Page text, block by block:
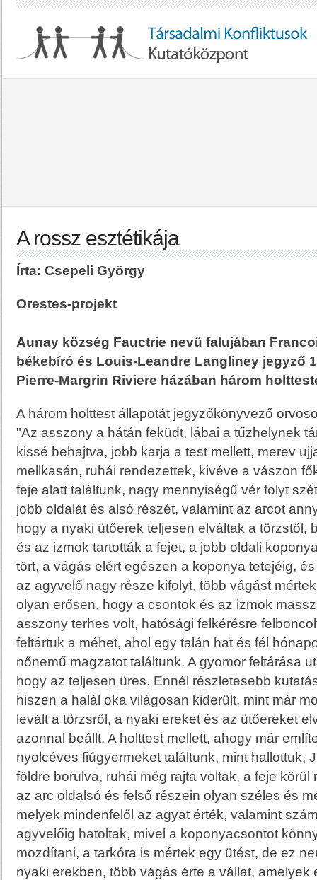
A rossz esztétikája
Írta: Csepeli György
Orestes-projekt
Aunay község Fauctrie nevű falujában
békebíró és Louis-Leandre Langliney jegyző
Pierre-Margrin Riviere házában három
A három holttest állapotát jegyzőkönyvező
"Az asszony a hátán feküdt, lábai a tűzhelynek
kissé behajtva, jobb karja a test mellett, merev
mellkasán, ruhái rendezettek, kivéve a vászon
feje alatt találtunk, nagy mennyiségű vér folyt
jobb oldalát és alsó részét, valamint az arcot
hogy a nyaki ütőerek teljesen elváltak a törzstől,
és az izmok tartották a fejet, a jobb oldali
tört, a vágás elért egészen a koponya tetejéig,
az agyvelő nagy része kifolyt, több vágást
olyan erősen, hogy a csontok és az izmok
asszony terhes volt, hatósági felkérésre
feltártuk a méhet, ahol egy talán hat és fél
nőnemű magzatot találtunk. A gyomor feltárása
hogy az teljesen üres. Ennél részletesebb
hiszen a halál oka világosan kiderült, mint már
levált a törzsről, a nyaki ereket és az ütőereket
azonnal beállt. A holttest mellett, ahogy már
nyolcéves fiúgyermeket találtunk, mint hallottuk,
földre borulva, ruhái még rajta voltak, a feje körül
az arc oldalsó és felső részein olyan széles és
melyek mindenfelől az agyat érték, valamint
agyvelőig hatoltak, mivel a koponyacsontot
mozdítani, a tarkóra is mértek egy ütést, de ez
nyaki erekben, több vágás érte a vállat, amelyek